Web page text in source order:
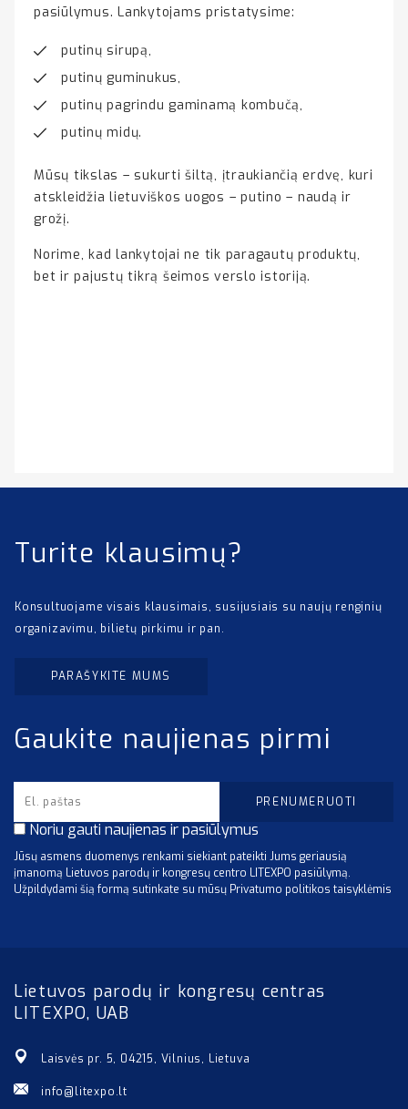
pasiūlymus. Lankytojams pristatysime:
putinų sirupą,
putinų guminukus,
putinų pagrindu gaminamą kombučą,
putinų midų.
Mūsų tikslas – sukurti šiltą, įtraukiančią erdvę, kuri
atskleidžia lietuviškos uogos – putino – naudą ir
grožį.
Norime, kad lankytojai ne tik paragautų produktų,
bet ir pajustų tikrą šeimos verslo istoriją.
Turite klausimų?
Konsultuojame visais klausimais, susijusiais su naujų renginių
organizavimu, bilietų pirkimu ir pan.
PARAŠYKITE MUMS
Gaukite naujienas pirmi
Noriu gauti naujienas ir pasiūlymus
Jūsų asmens duomenys renkami siekiant pateikti Jums geriausią
įmanomą Lietuvos parodų ir kongresų centro LITEXPO pasiūlymą.
Užpildydami šią formą sutinkate su mūsų Privatumo politikos taisyklėmis
Lietuvos parodų ir kongresų centras
LITEXPO, UAB
Laisvės pr. 5, 04215, Vilnius, Lietuva
info@litexpo.lt